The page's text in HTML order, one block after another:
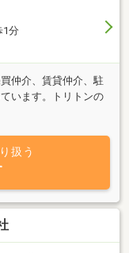
1分
仲介、賃貸仲介、駐
います。トリトンの
る事をモットーに、
、女性スタッフが親
軽におこし下さい。
扱う